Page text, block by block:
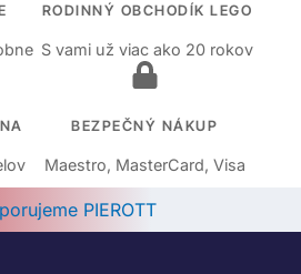
RODINNÝ OBCHODÍK LEGO
S vami už viac ako 20 rokov
BEZPEČNÝ NÁKUP
Maestro, MasterCard, Visa